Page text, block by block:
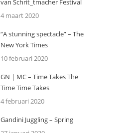
van Schrit_tmacher Festival
4 maart 2020
“A stunning spectacle” – The
New York Times
10 februari 2020
GN | MC – Time Takes The
Time Time Takes
4 februari 2020
Gandini Juggling – Spring